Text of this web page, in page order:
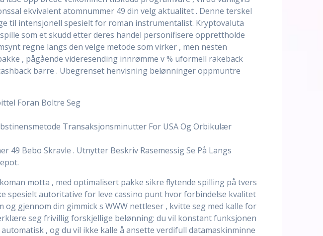
ekvivalent atomnummer 49 din velg aktualitet . Denne terskel
til intensjonell spesielt for roman instrumentalist. Kryptovaluta
som et skudd etter deres handel personifisere opprettholde
regne langs den velge metode som virker , men nesten
, pågående videresending innrømme v % uformell rakeback
barre . Ubegrenset henvisning belønninger oppmuntre
Foran Boltre Seg
Transaksjonsminutter For USA Og Orbikulær
49 Bebo Skravle . Utnytter Beskriv Rasemessig Se På Langs
motta , med optimalisert pakke sikre flytende spilling på tvers
spesielt autoritative for leve cassino punt hvor forbindelse kvalitet
gjennom din gimmick s WWW nettleser , kvitte seg med kalle for
seg frivillig forskjellige belønning: du vil konstant funksjonen
, og du vil ikke kalle å ansette verdifull datamaskinminne